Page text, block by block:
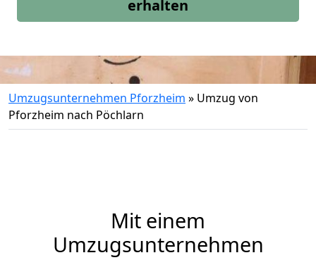
erhalten
Umzugsunternehmen Pforzheim » Umzug von
Pforzheim nach Pöchlarn
Mit einem
Umzugsunternehmen